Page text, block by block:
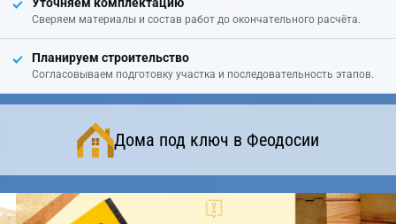
Уточняем комплектацию
Сверяем материалы и состав работ до окончательного расчёта.
Планируем строительство
Согласовываем подготовку участка и последовательность этапов.
Дома под ключ в Феодосии